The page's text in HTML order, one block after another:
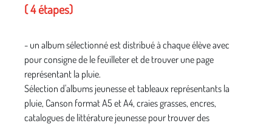
( 4 étapes)
- un album sélectionné est distribué à chaque élève avec
pour consigne de le feuilleter et de trouver une page
représentant la pluie.
Sélection d'albums jeunesse et tableaux représentants la
pluie, Canson format A5 et A4, craies grasses, encres,
catalogues de littérature jeunesse pour trouver des